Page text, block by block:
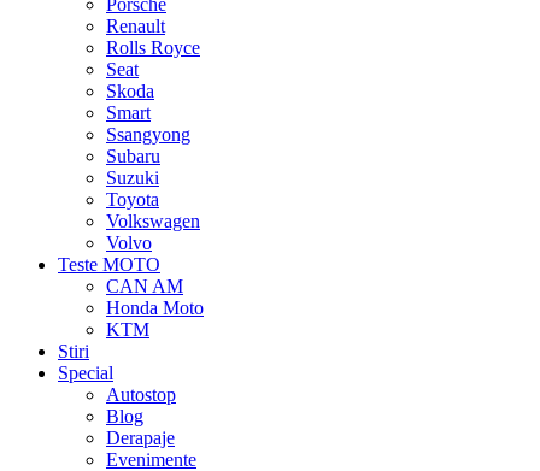
Porsche
Renault
Rolls Royce
Seat
Skoda
Smart
Ssangyong
Subaru
Suzuki
Toyota
Volkswagen
Volvo
Teste MOTO
CAN AM
Honda Moto
KTM
Stiri
Special
Autostop
Blog
Derapaje
Evenimente